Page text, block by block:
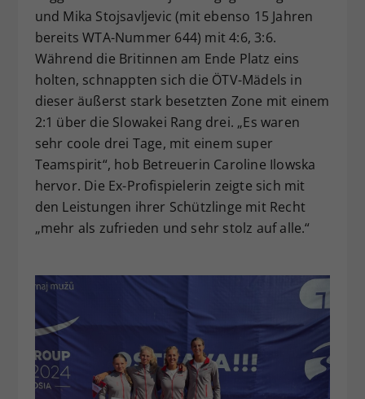
und Mika Stojsavljevic (mit ebenso 15 Jahren
bereits WTA-Nummer 644) mit 4:6, 3:6.
Während die Britinnen am Ende Platz eins
holten, schnappten sich die ÖTV-Mädels in
dieser äußerst stark besetzten Zone mit einem
2:1 über die Slowakei Rang drei. „Es waren
sehr coole drei Tage, mit einem super
Teamspirit“, hob Betreuerin Caroline Ilowska
hervor. Die Ex-Profispielerin zeigte sich mit
den Leistungen ihrer Schützlinge mit Recht
„mehr als zufrieden und sehr stolz auf alle.“